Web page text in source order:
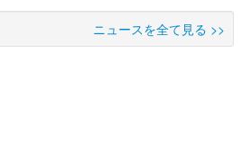
ニュースを全て見る >>